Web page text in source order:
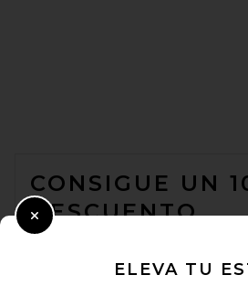
CONSIGUE UN
DESCUENTO
electrónico. Puede retirarse en cualquier
ELEVA TU
Close Modal